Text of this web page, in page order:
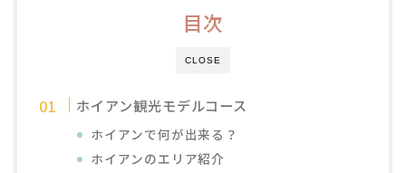
CLOSE
目次
ホイアン観光モデルコース
ホイアンで何が出来る？
ホイアンのエリア紹介